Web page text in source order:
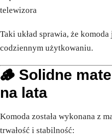
telewizora
Taki układ sprawia, że
codziennym użytkowaniu.
🪵 Solidne
na lata
Komoda została wykonana z
trwałość i stabilność: